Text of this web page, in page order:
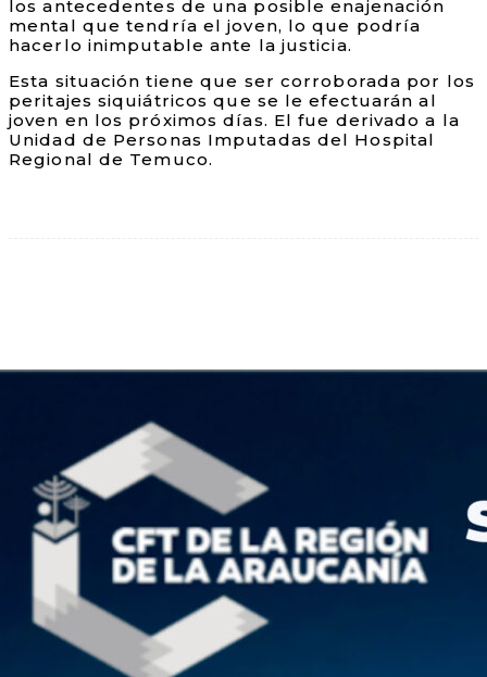
los antecedentes de una posible enajenación
mental que tendría el joven, lo que podría
hacerlo inimputable ante la justicia.
Esta situación tiene que ser corroborada por los
peritajes siquiátricos que se le efectuarán al
joven en los próximos días. El fue derivado a la
Unidad de Personas Imputadas del Hospital
Regional de Temuco.